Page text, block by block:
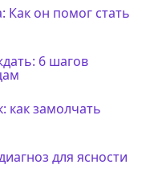
Как он помог стать
6 шагов
как замолчать
для ясности